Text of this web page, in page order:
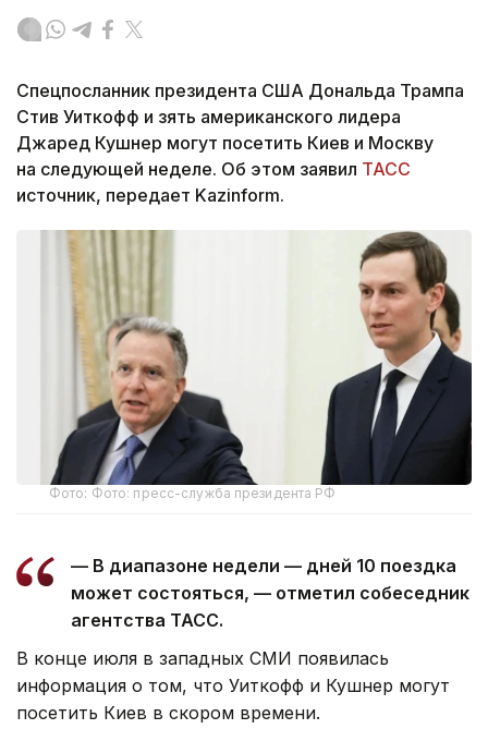
Спецпосланник президента США Дональда Трампа
Стив Уиткофф и зять американского лидера
Джаред Кушнер могут посетить Киев и Москву
на следующей неделе. Об этом заявил ТАСС
источник, передает Kazinform.
Фото: Фото: пресс-служба президента РФ
— В диапазоне недели — дней 10 поездка
может состояться, — отметил собеседник
агентства ТАСС.
В конце июля в западных СМИ появилась
информация о том, что Уиткофф и Кушнер могут
посетить Киев в скором времени.